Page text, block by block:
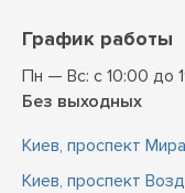
График работы
Пн — Вс: с 10:00 до
Без выходных
Киев, проспект
Киев, проспект